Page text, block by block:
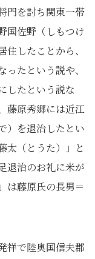
門を討ち関東一帯
国佐野（しもつけ
したことから、
ったという説や、
したという説な
藤原秀郷には近江
）を退治したとい
太（とうた）」と
退治のお礼に米が
は藤原氏の長男＝
祥で陸奥国信夫郡